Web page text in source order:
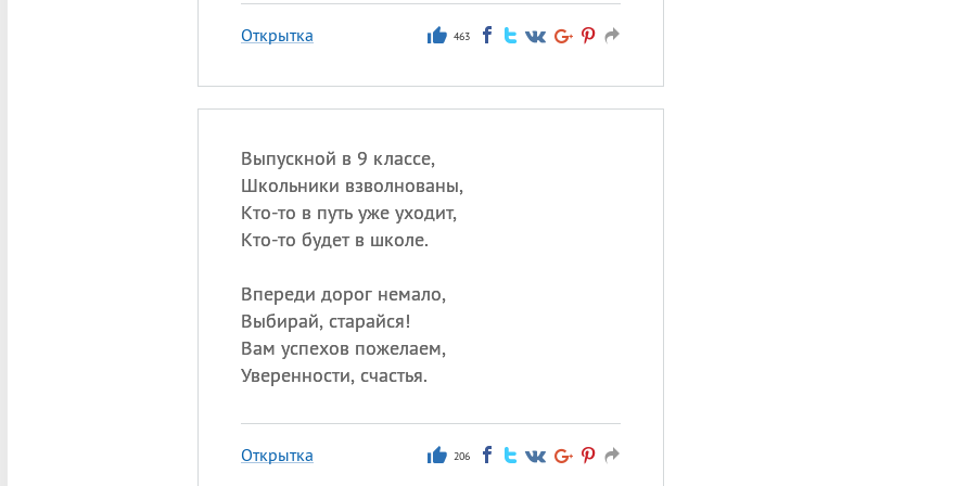
Открытка 463
Выпускной в 9 классе,
Школьники взволнованы,
Кто-то в путь уже уходит,
Кто-то будет в школе.
Впереди дорог немало,
Выбирай, старайся!
Вам успехов пожелаем,
Уверенности, счастья.
Открытка 206